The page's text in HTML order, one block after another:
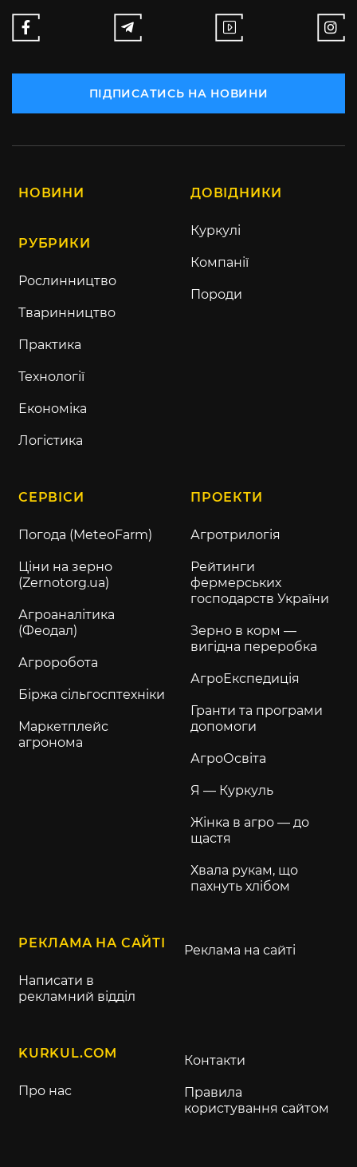
ПІДПИСАТИСЬ НА НОВИНИ
НОВИНИ
РУБРИКИ
Рослинництво
Тваринництво
Практика
Технології
Економіка
Логістика
ДОВІДНИКИ
Куркулі
Компанії
Породи
СЕРВІСИ
Погода (MeteoFarm)
Ціни на зерно
(Zernotorg.ua)
Агроаналітика
(Феодал)
Агроробота
Біржа сільгосптехніки
Маркетплейс
агронома
ПРОЕКТИ
Агротрилогія
Рейтинги
фермерських
господарств України
Зерно в корм —
вигідна переробка
АгроЕкспедиція
Гранти та програми
допомоги
АгроОсвіта
Я — Куркуль
Жінка в агро — до
щастя
Хвала рукам, що
пахнуть хлібом
РЕКЛАМА НА САЙТІ
Написати в
рекламний відділ
Реклама на сайті
KURKUL.COM
Про нас
Контакти
Правила
користування сайтом